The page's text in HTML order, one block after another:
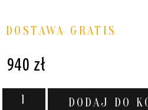
DOSTAWA GRATIS
940 zł
DODAJ DO